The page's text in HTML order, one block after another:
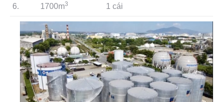
6. 1700m3 1 cái